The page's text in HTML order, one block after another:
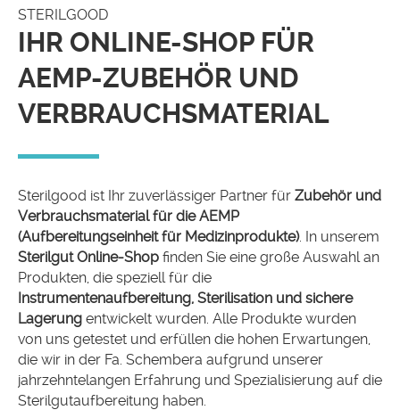
STERILGOOD
IHR ONLINE-SHOP FÜR
AEMP-ZUBEHÖR UND
VERBRAUCHSMATERIAL
Sterilgood ist Ihr zuverlässiger Partner für Zubehör und
Verbrauchsmaterial für die AEMP
(Aufbereitungseinheit für Medizinprodukte). In unserem
Sterilgut Online-Shop finden Sie eine große Auswahl an
Produkten, die speziell für die
Instrumentenaufbereitung, Sterilisation und sichere
Lagerung entwickelt wurden. Alle Produkte wurden
von uns getestet und erfüllen die hohen Erwartungen,
die wir in der Fa. Schembera aufgrund unserer
jahrzehntelangen Erfahrung und Spezialisierung auf die
Sterilgutaufbereitung haben.